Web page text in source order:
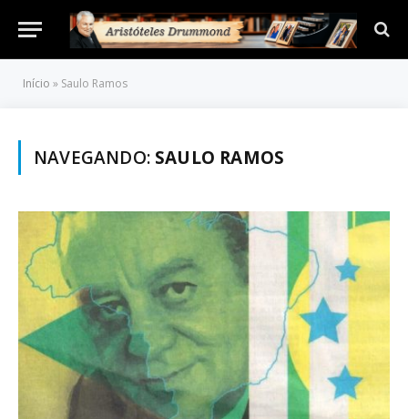
Início » Saulo Ramos
NAVEGANDO: SAULO RAMOS